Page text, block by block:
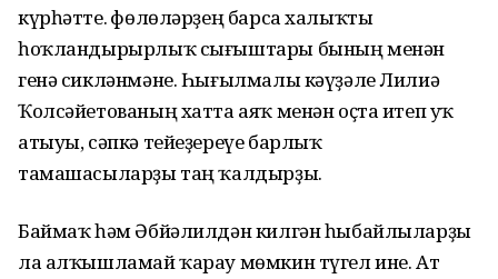
күрһәтте. Өфөлөләрҙең барса халыҡты
һоҡландырырлыҡ сығыштары бының менән
генә сикләнмәне. Һығылмалы кәүҙәле Лилиә
Ҡолсәйетованың хатта аяҡ менән оҫта итеп уҡ
атыуы, сәпкә тейеҙереүе барлыҡ
тамашасыларҙы таң ҡалдырҙы.
Баймаҡ һәм Әбйәлилдән килгән һыбайлыларҙы
ла алҡышламай ҡарау мөмкин түгел ине. Ат